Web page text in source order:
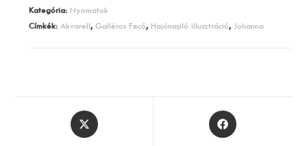
Johanna
mennyiség
Kategória: Nyomatok
Címkék:Akvarell,Galléros Fecó, Hajónapló illusztráció,Johanna
Opens
in
Opens
in